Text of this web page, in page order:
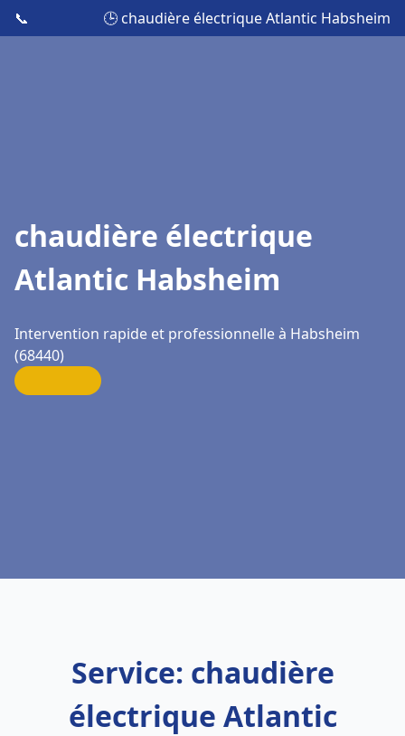
📞 🕒 chaudière électrique Atlantic Habsheim
chaudière électrique
Atlantic Habsheim
Intervention rapide et professionnelle à Habsheim
(68440)
Service: chaudière
électrique Atlantic